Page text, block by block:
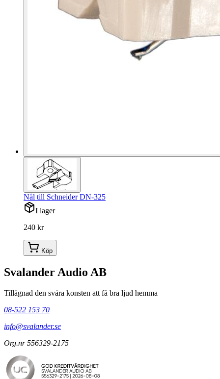
Nål till Schneider DN-325
I lager
240 kr
Köp
Svalander Audio AB
Tillägnad den svåra konsten att få bra ljud hemma
08-522 153 70
info@svalander.se
Org.nr 556329-2175